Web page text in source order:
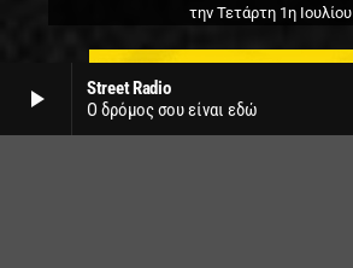
play_arrow
Street Radio
Ο δρόμος σου είναι εδώ
την Τετάρτη 1η Ιουλίου